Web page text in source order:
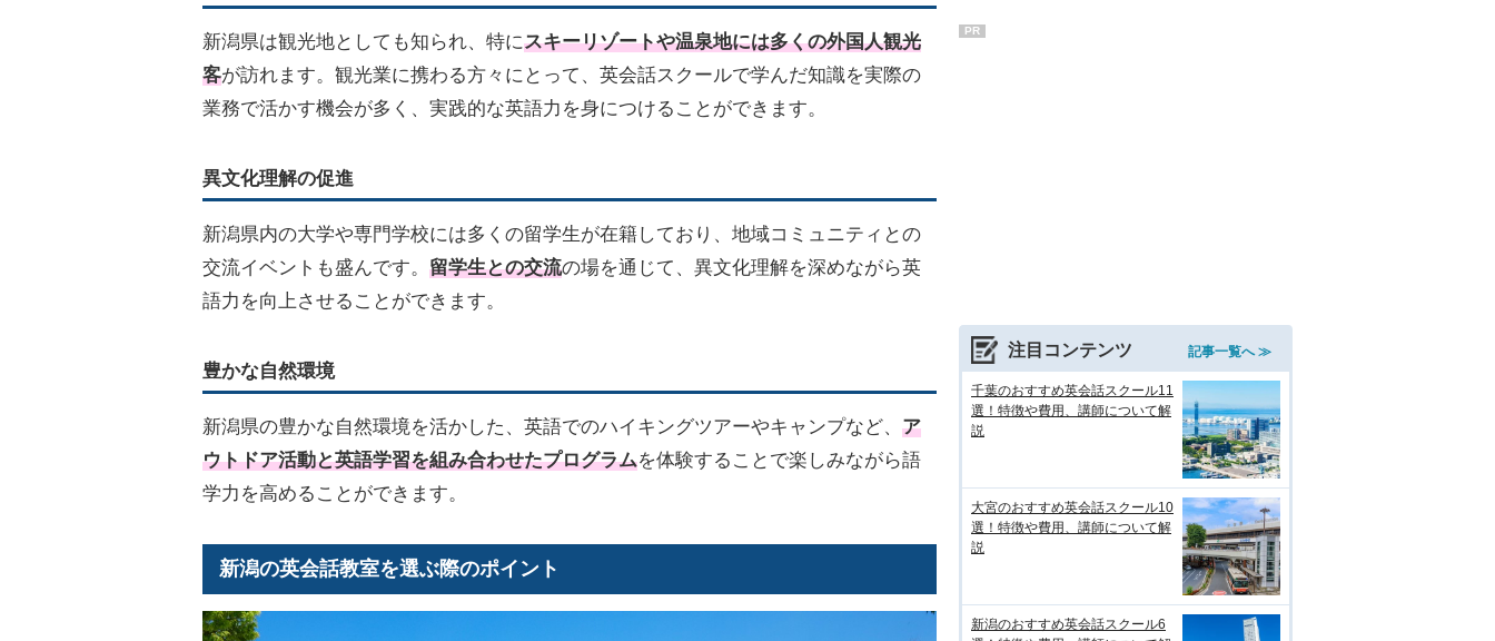
新潟県は観光地としても知られ、特にスキーリゾートや温泉地には多くの外国人観光
客が訪れます。観光業に携わる方々にとって、英会話スクールで学んだ知識を実際の
業務で活かす機会が多く、実践的な英語力を身につけることができます。
異文化理解の促進
新潟県内の大学や専門学校には多くの留学生が在籍しており、地域コミュニティとの
交流イベントも盛んです。 留学生との交流の場を通じて、異文化理解を深めながら英
語力を向上させることができます。
豊かな自然環境
新潟県の豊かな自然環境を活かした、英語でのハイキングツアーやキャンプなど、 ア
ウトドア活動と英語学習を組み合わせたプログラムを体験することで楽しみながら語
学力を高めることができます。
新潟の英会話教室を選ぶ際のポイント
PR
注目コンテンツ 記事一覧へ ≫
千葉のおすすめ英会話スクール11
選！特徴や費用、講師について解
説
大宮のおすすめ英会話スクール10
選！特徴や費用、講師について解
説
新潟のおすすめ英会話スクール6